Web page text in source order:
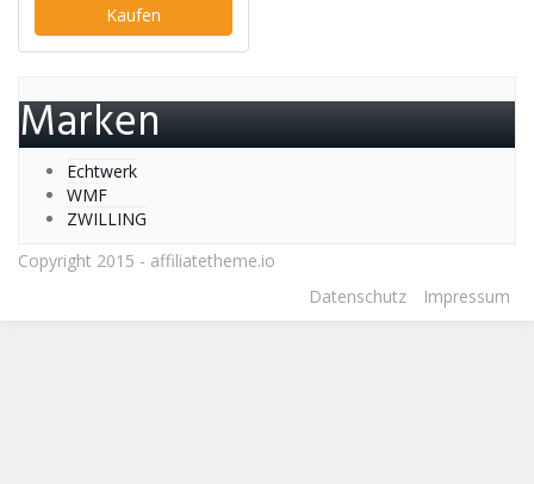
Kaufen
Marken
Echtwerk
WMF
ZWILLING
Copyright 2015 - affiliatetheme.io
Datenschutz
Impressum